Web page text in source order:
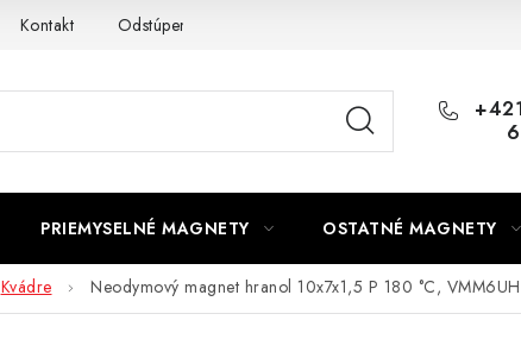
Kontakt Odstúpenie od zmluvy
PRIEMYSELNÉ MAGNETY OSTATNÉ MAGNETY
Kvádre Neodymový magnet hranol 10x7x1,5 P 180 °C,